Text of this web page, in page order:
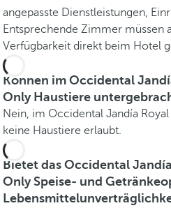
angepasste Dienstleistungen,
Entsprechende Zimmer müssen
Verfügbarkeit direkt beim Hotel
Können im Occidental
Only Haustiere
Nein, im Occidental Jandía
keine Haustiere erlaubt.
Bietet das Occidental
Only Speise- und